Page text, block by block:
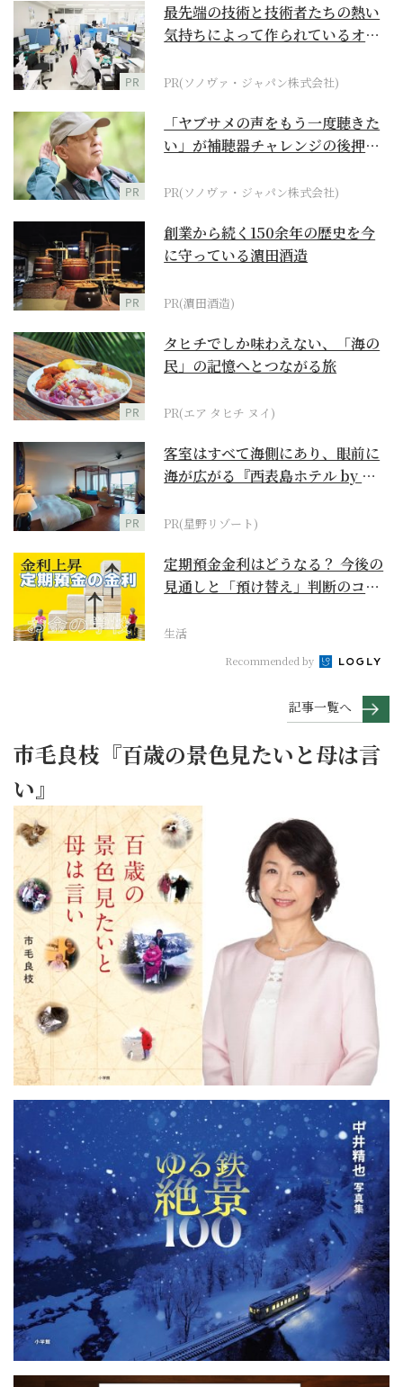
PR
最先端の技術と技術者たちの熱い
気持ちによって作られているオー
PR(ソノヴァ・ジャパン株式会社)
PR
「ヤブサメの声をもう一度聴きた
い」が補聴器チャレンジの後押し
PR(ソノヴァ・ジャパン株式会社)
PR
創業から続く150余年の歴史を今
に守っている濵田酒造
PR(濵田酒造)
PR
タヒチでしか味わえない、「海の
民」の記憶へとつながる旅
PR(エア タヒチ ヌイ)
PR
客室はすべて海側にあり、眼前に
海が広がる『西表島ホテル by 星
PR(星野リゾート)
定期預金金利はどうなる？ 今後の
見通しと「預け替え」判断のコツ
生活
Recommended by
記事一覧へ
市毛良枝『百歳の景色見たいと母は言
い』